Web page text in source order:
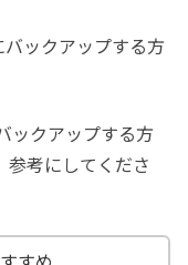
ックアップする方
ックアップする方
参考にしてくださ